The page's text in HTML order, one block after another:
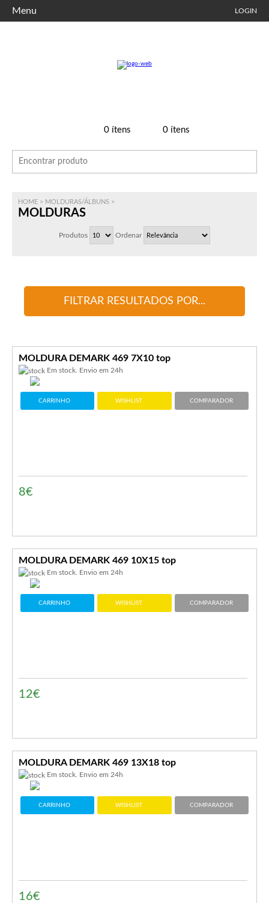
Menu LOGIN
0ítens 0ítens
HOME > MOLDURAS/ÁLBUNS >
MOLDURAS
Produtos Ordenar
FILTRAR RESULTADOS POR...
MOLDURA DEMARK 469 7X10 top
Em stock. Envio em 24h
CARRINHO WISHLIST COMPARADOR
8€
MOLDURA DEMARK 469 10X15 top
Em stock. Envio em 24h
CARRINHO WISHLIST COMPARADOR
12€
MOLDURA DEMARK 469 13X18 top
Em stock. Envio em 24h
CARRINHO WISHLIST COMPARADOR
16€